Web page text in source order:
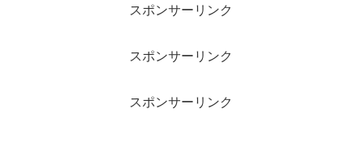
スポンサーリンク
スポンサーリンク
スポンサーリンク